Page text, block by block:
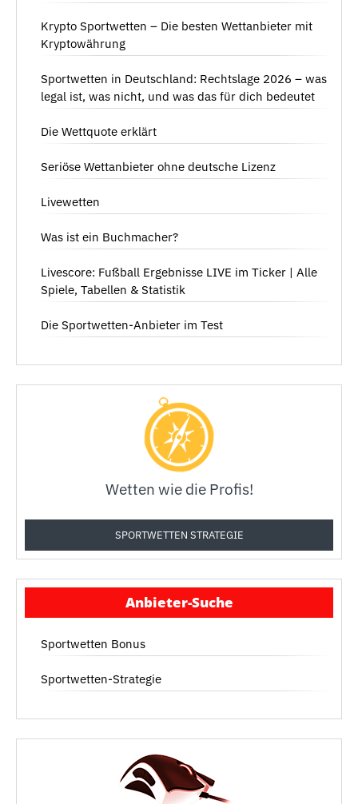
Krypto Sportwetten – Die besten Wettanbieter mit
Kryptowährung
Sportwetten in Deutschland: Rechtslage 2026 – was
legal ist, was nicht, und was das für dich bedeutet
Die Wettquote erklärt
Seriöse Wettanbieter ohne deutsche Lizenz
Livewetten
Was ist ein Buchmacher?
Livescore: Fußball Ergebnisse LIVE im Ticker | Alle
Spiele, Tabellen & Statistik
Die Sportwetten-Anbieter im Test
Wetten wie die Profis!
SPORTWETTEN STRATEGIE
Anbieter-Suche
Sportwetten Bonus
Sportwetten-Strategie